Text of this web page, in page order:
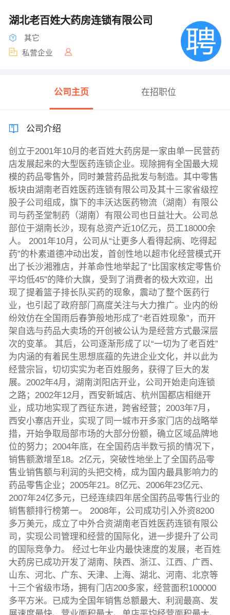
湖北老百姓大药房连锁有限公司
其它
私营企业
公司主页 在招职位
公司介绍
创立于2001年10月的老百姓大药房是一家由单一民营药
店发展起来的大型医药连锁企业。现除拥有全国最大规
模的药品零售外，同时兼营药品批发与制造。其中零售
板块由湖南老百姓医药连锁有限公司及其十三家省级控
股子公司组成，旗下的丰沃达医药物流（湖南）有限公
司与药圣堂制药（湖南）有限公司也日益壮大。公司总
部位于湖南长沙，现有总资产近10亿元，员工18000余
人。 2001年10月，公司从“让更多人看得起病、吃得起
药”的朴素道德冲动出发，首创性地以超市化经营模式开
出了长沙湘雅店，并革命性地举起了“比国家核定零售价
平均低45”的降价大旗，受到了消费者的极大欢迎，出
现了提着篮子排长队买药的现象，震动了整个医药行
业，也引起了政府部门高度关注与大力推广。业内的纷
纷效仿在全国雨后春笋般地形成了“老百姓现象”，而开
架自选与药品大卖场的开创被公认为是经营方式最深层
次的变革。 其后，公司逐渐形成了以“一切为了老百姓”
为内涵的有着民生思想底蕴的先进企业文化，并以此为
经营宗旨，切切实实为老百姓服务，获得了巨大的发
展。2002年4月，湖南浏阳店开业，公司开始走向连锁
之路；2002年12月，西安新城店、杭州国都店相继开
业，成功地实现了西征东进，跨省经营；2003年7月，
西安小寨店开业，实现了同一城市开多家门店的战略举
措，开始争取局部市场的大部分份额，确立区域品牌地
位的努力；2004年底，在全国药店半数亏损的情况下，
销售额激增至18。2亿元，突破性地坐上了全国药品零
售业销售额与利润的头把交椅，成为国内最具影响力的
药品零售企业；2005年21。8亿元、2006年23亿元、
2007年24亿多元，已经连续四年居全国药品零售行业的
销售额排行榜第一。 2008年，公司成功引入外资8200
多万美元，成立了中外合资湖南老百姓医药连锁有限公
司，实现公司管理和经营的国际化，进一步提升了公司
的国际竞争力。 经过七年业内最快速度的发展，老百姓
大药房已成功开发了湖南、陕西、浙江、江西、广西、
山东、河北、广东、天津、上海、湖北、河南、北京等
十三个省级市场，拥有门店200多家，经营面积100000
多平方米。已成为全国年销售总额最大、利润最高、发